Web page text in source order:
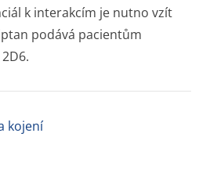
k interakcím je nutno vzít
podává pacientům
kojení